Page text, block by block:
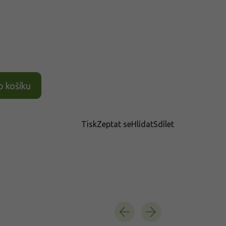
košíku
TiskZeptat seHlídatSdílet